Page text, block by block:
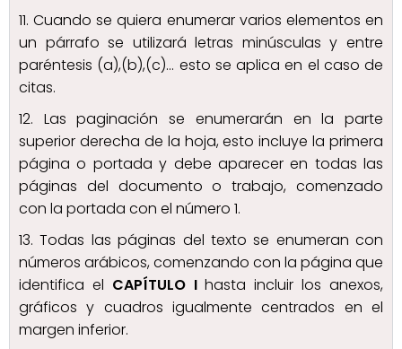
11. Cuando se quiera enumerar varios elementos en
un párrafo se utilizará letras minúsculas y entre
paréntesis (a),(b),(c)… esto se aplica en el caso de
citas.
12. Las paginación se enumerarán en la parte
superior derecha de la hoja, esto incluye la primera
página o portada y debe aparecer en todas las
páginas del documento o trabajo, comenzado
con la portada con el número 1.
13. Todas las páginas del texto se enumeran con
números arábicos, comenzando con la página que
identifica el CAPÍTULO Ihasta incluir los anexos,
gráficos y cuadros igualmente centrados en el
margen inferior.